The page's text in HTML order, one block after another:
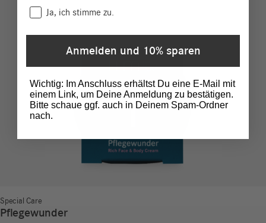
Special Care
Pflegewunder
ConsentJa, ich stimme zu.
Anmelden und 10% sparen
Wichtig: Im Anschluss erhältst Du eine E-Mail mit
einem Link, um Deine Anmeldung zu bestätigen.
Bitte schaue ggf. auch in Deinem Spam-Ordner
nach.